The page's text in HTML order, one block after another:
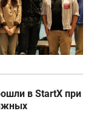
в StartX при